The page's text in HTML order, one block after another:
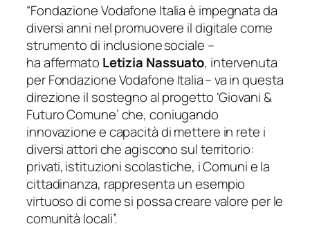
“Fondazione Vodafone Italia è impegnata da
diversi anni nel promuovere il digitale come
strumento di inclusione sociale –
haaffermato Letizia Nassuato, intervenuta
per Fondazione Vodafone Italia–va in questa
direzione il sostegno al progetto ‘Giovani &
Futuro Comune’ che, coniugando
innovazione e capacità di mettere in rete i
diversi attori che agiscono sul territorio:
privati, istituzioni scolastiche, i Comuni e la
cittadinanza, rappresenta un esempio
virtuoso di come si possa creare valore per le
comunità locali”.